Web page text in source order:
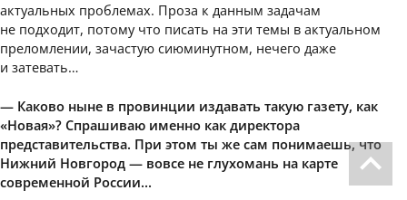
актуальных проблемах. Проза к данным задачам
не подходит, потому что писать на эти темы в актуальном
преломлении, зачастую сиюминутном, нечего даже
и затевать…
— Каково ныне в провинции издавать такую газету, как
«Новая»? Спрашиваю именно как директора
представительства. При этом ты же сам понимаешь, что
Нижний Новгород — вовсе не глухомань на карте
современной России…